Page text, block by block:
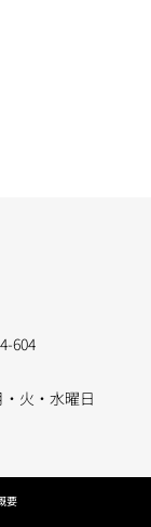
604
火・水曜日
要